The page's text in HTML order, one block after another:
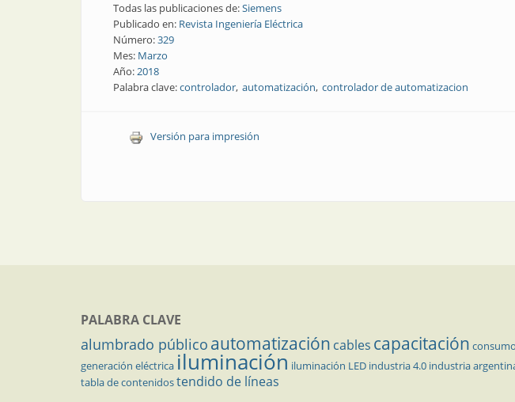
Todas las publicaciones de:Siemens
Publicado en: Revista Ingeniería Eléctrica
Número:329
Mes: Marzo
Año:2018
Palabra clave:controlador automatización controlador de automatizacion
Versión para impresión
PALABRA CLAVE
alumbrado público automatización cables capacitación
generación eléctrica iluminación iluminación LED industria 4.0 industria
tabla de contenidostendido de líneas